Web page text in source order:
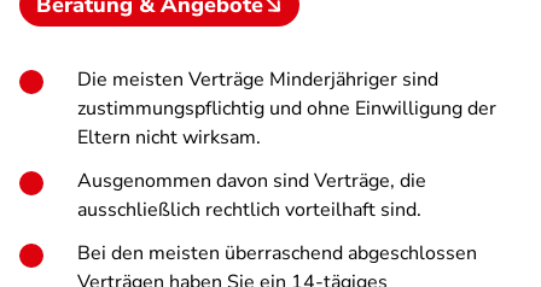
Die meisten Verträge Minderjähriger sind
zustimmungspflichtig und ohne Einwilligung der
Eltern nicht wirksam.
Ausgenommen davon sind Verträge, die
ausschließlich rechtlich vorteilhaft sind.
Bei den meisten überraschend abgeschlossen